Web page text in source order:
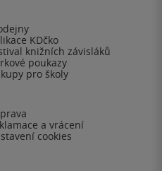
KDčko
knižních závisláků
poukazy
pro školy
a vrácení
cookies